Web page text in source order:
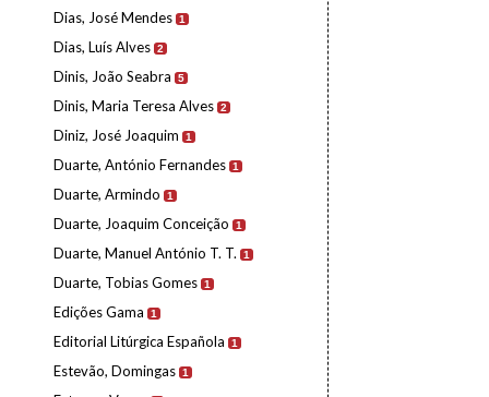
Dias, José Mendes 1
Dias, Luís Alves 2
Dinis, João Seabra 5
Dinis, Maria Teresa Alves 2
Diniz, José Joaquim 1
Duarte, António Fernandes 1
Duarte, Armindo 1
Duarte, Joaquim Conceição 1
Duarte, Manuel António T. T. 1
Duarte, Tobias Gomes 1
Edições Gama 1
Editorial Litúrgica Española 1
Estevão, Domingas 1